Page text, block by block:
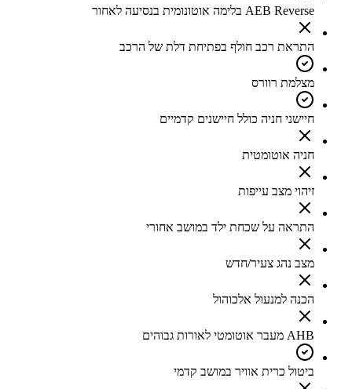
AEB Reverse בלימה אוטונומית בנסיעה לאחור
התראת רכב חולף בפתיחת דלת של הרכב
מצלמת רוורס
חיישני חניה כולל חיישנים קדמיים
חניה אוטומטית
זיהוי מצב עייפות
התראה על שכחת ילד במושב אחורי
מצב נהג צעיר/חדש
הכנה למנעול אלכוהול
AHB מעבר אוטומטי לאורות גבוהים
ביטול כרית אוויר במושב קדמי